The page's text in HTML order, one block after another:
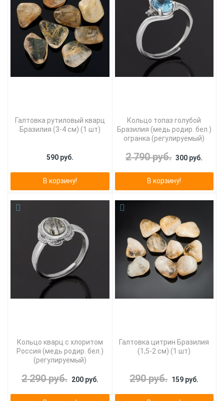
Галтовка рутиловый кварц
Бразилия (3-4 см) (1 шт)
590 руб.
В корзину!
Кольцо топаз голубой
Бразилия (медь родир. бел.)
огранка (регулируемый)
2 790 руб. 300 руб.
В корзину!
Кольцо кварц с хлоритом
Россия (медь родир. бел.)
(регулируемый)
2 290 руб. 200 руб.
Галтовка цитрин Бразилия
(1,5-2 см) (1 шт)
290 руб. 159 руб.